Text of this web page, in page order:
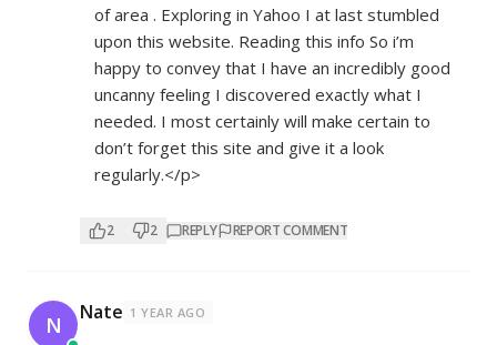
of area . Exploring in Yahoo I at last stumbled
upon this website. Reading this info So i’m
happy to convey that I have an incredibly good
uncanny feeling I discovered exactly what I
needed. I most certainly will make certain to
don’t forget this site and give it a look
regularly.</p>
2 2 REPLY REPORT COMMENT
N Nate 1 YEAR AGO